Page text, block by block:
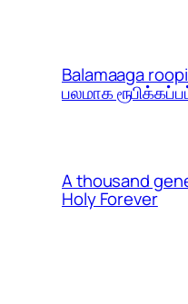
Balamaaga
பலமாக
A thousand
Holy Forever